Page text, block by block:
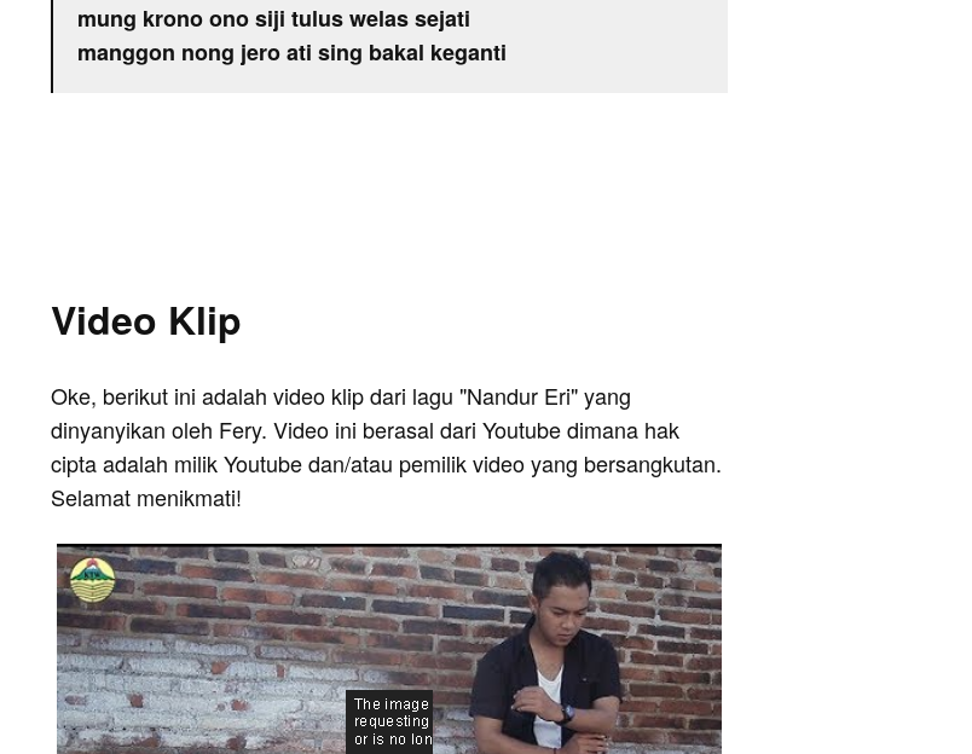
mung krono ono siji tulus welas sejati
manggon nong jero ati sing bakal keganti
Video Klip
Oke, berikut ini adalah video klip dari lagu "Nandur Eri" yang
dinyanyikan oleh Fery. Video ini berasal dari Youtube dimana hak
cipta adalah milik Youtube dan/atau pemilik video yang bersangkutan.
Selamat menikmati!